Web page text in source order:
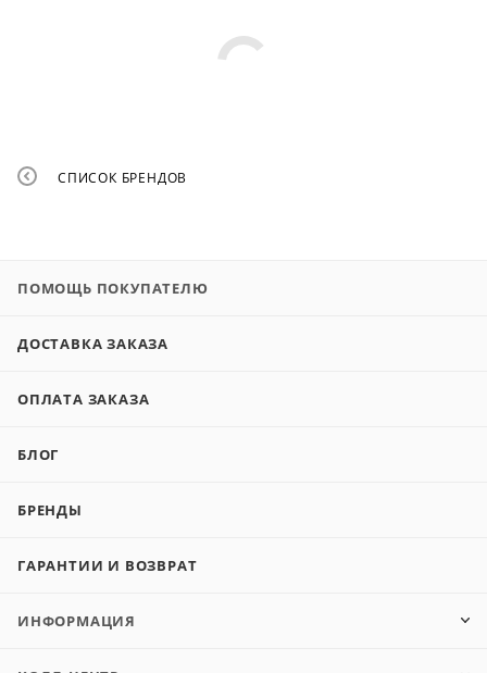
СПИСОК БРЕНДОВ
ПОМОЩЬ ПОКУПАТЕЛЮ
ДОСТАВКА ЗАКАЗА
ОПЛАТА ЗАКАЗА
БЛОГ
БРЕНДЫ
ГАРАНТИИ И ВОЗВРАТ
ИНФОРМАЦИЯ